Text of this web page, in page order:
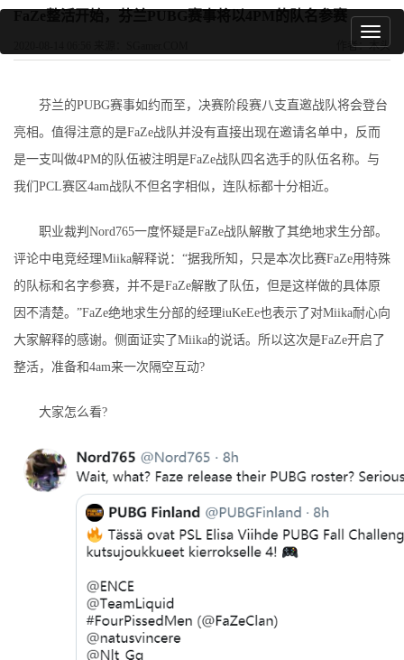
作者：木头
芬兰的PUBG赛事如约而至，决赛阶段赛八支直邀战队将会登台
亮相。值得注意的是FaZe战队并没有直接出现在邀请名单中，反而
是一支叫做4PM的队伍被注明是FaZe战队四名选手的队伍名称。与
我们PCL赛区4am战队不但名字相似，连队标都十分相近。
职业裁判Nord765一度怀疑是FaZe战队解散了其绝地求生分部。
评论中电竞经理Miika解释说：“据我所知，只是本次比赛FaZe用特殊
的队标和名字参赛，并不是FaZe解散了队伍，但是这样做的具体原
因不清楚。”FaZe绝地求生分部的经理iuKeEe也表示了对Miika耐心向
大家解释的感谢。侧面证实了Miika的说话。所以这次是FaZe开启了
整活，准备和4am来一次隔空互动?
大家怎么看?